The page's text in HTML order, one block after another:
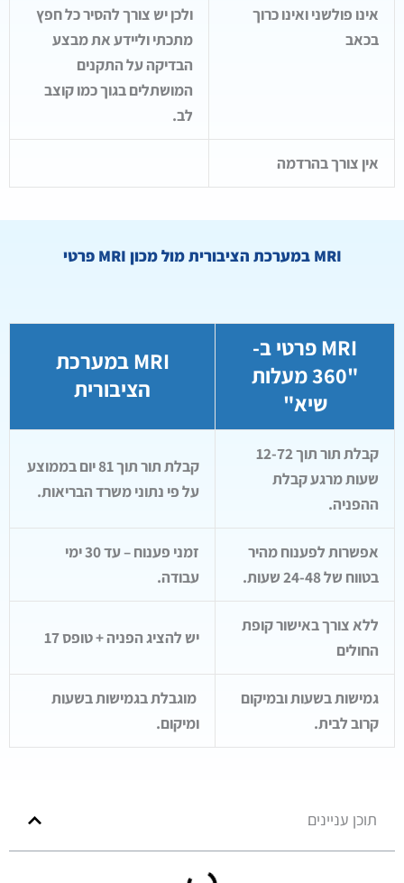
אינו פולשני ואינו כרוך
בכאב
ולכן יש צורך להסיר כל חפץ
מתכתי וליידע את מבצע
הבדיקה על התקנים
המושתלים בגוך כמו קוצב
לב.
אין צורך בהרדמה
MRI במערכת הציבורית מול מכון MRI פרטי
MRI פרטי ב-
"360 מעלות
שיא"
MRI במערכת
הציבורית
קבלת תור תוך 12-72
שעות מרגע קבלת
ההפניה.
קבלת תור תוך 81 יום בממוצע
על פי נתוני משרד הבריאות.
אפשרות לפענוח מהיר
בטווח של 24-48 שעות.
זמני פענוח – עד 30 ימי
עבודה.
ללא צורך באישור קופת
החולים
יש להציג הפניה + טופס 17
גמישות בשעות ובמיקום
קרוב לבית.
מוגבלת בגמישות בשעות
ומיקום.
תוכן עניינים